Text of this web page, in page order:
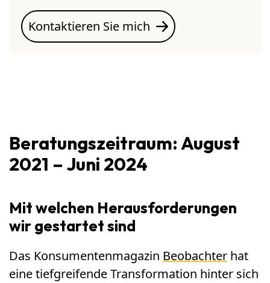
Beratungszeitraum: August
2021 – Juni 2024
Mit welchen Herausforderungen
wir gestartet sind
Das Konsumentenmagazin Beobachter hat
eine tiefgreifende Transformation hinter sich
Kontaktieren Sie mich